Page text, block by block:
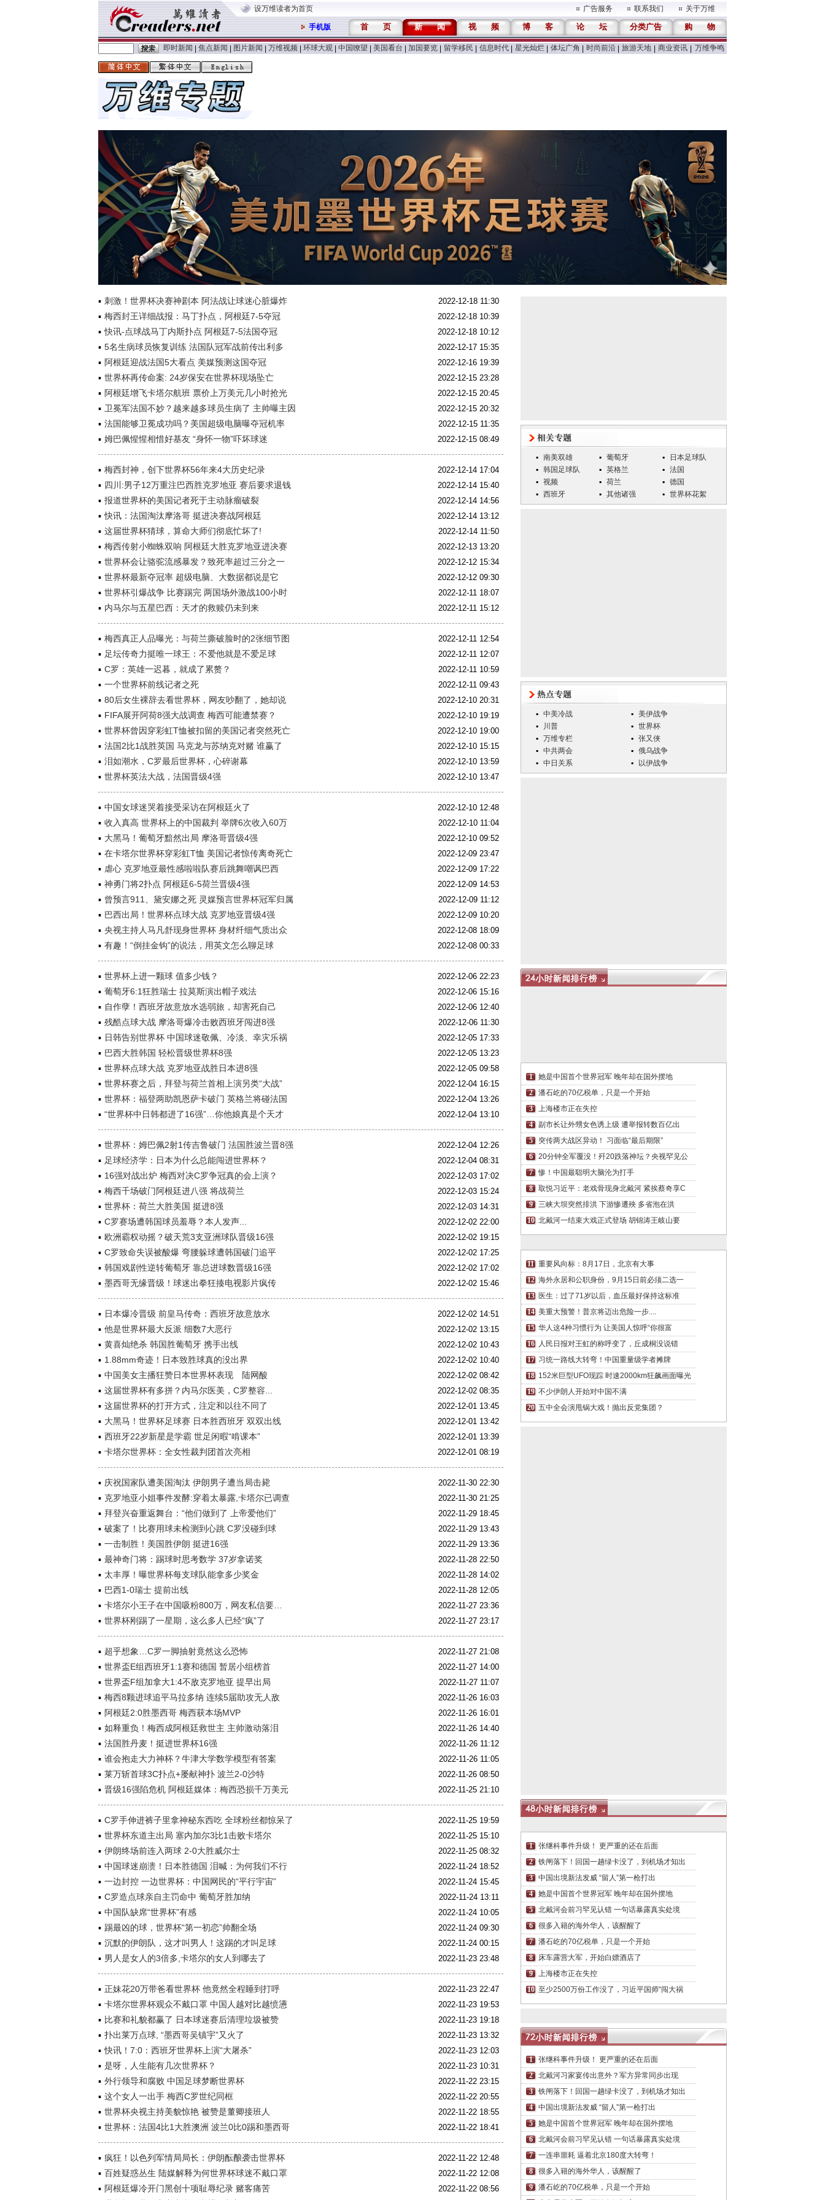
设万维读者为首页 广告服务 联系我们 关于万维
手机版 首 页 新 闻 视 频 博 客 论 坛 分类广告 购 物
即时新闻 焦点新闻 图片新闻 万维视频 环球大观 中国嘹望 美国看台 加国要览 留学移民 信息时代 星光灿烂 体坛广角 时尚前沿 旅游天地 商业资讯 万维争鸣
刺激！世界杯决赛神剧本 阿法战让球迷心脏爆炸 2022-12-18 11:30
梅西封王详细战报：马丁扑点，阿根廷7-5夺冠 2022-12-18 10:39
快讯-点球战马丁内斯扑点 阿根廷7-5法国夺冠 2022-12-18 10:12
5名生病球员恢复训练 法国队冠军战前传出利多 2022-12-17 15:35
阿根廷迎战法国5大看点 美媒预测这国夺冠 2022-12-16 19:39
世界杯再传命案: 24岁保安在世界杯现场坠亡 2022-12-15 23:28
阿根廷增飞卡塔尔航班 票价上万美元几小时抢光 2022-12-15 20:45
卫冕军法国不妙？越来越多球员生病了 主帅曝主因 2022-12-15 20:32
法国能够卫冕成功吗？美国超级电脑曝夺冠机率 2022-12-15 11:35
姆巴佩惺惺相惜好基友 “身怀一物”吓坏球迷 2022-12-15 08:49
梅西封神，创下世界杯56年来4大历史纪录 2022-12-14 17:04
四川:男子12万重注巴西胜克罗地亚 赛后要求退钱 2022-12-14 15:40
报道世界杯的美国记者死于主动脉瘤破裂 2022-12-14 14:56
快讯：法国淘汰摩洛哥 挺进决赛战阿根廷 2022-12-14 13:12
这届世界杯猜球，算命大师们彻底忙坏了! 2022-12-14 11:50
梅西传射小蜘蛛双响 阿根廷大胜克罗地亚进决赛 2022-12-13 13:20
世界杯会让骆驼流感暴发？致死率超过三分之一 2022-12-12 15:34
世界杯最新夺冠率 超级电脑、大数据都说是它 2022-12-12 09:30
世界杯引爆战争 比赛踢完 两国场外激战100小时 2022-12-11 18:07
内马尔与五星巴西：天才的救赎仍未到来 2022-12-11 15:12
梅西真正人品曝光：与荷兰撕破脸时的2张细节图 2022-12-11 12:54
足坛传奇力挺唯一球王：不爱他就是不爱足球 2022-12-11 12:07
C罗：英雄一迟暮，就成了累赘？ 2022-12-11 10:59
一个世界杯前线记者之死 2022-12-11 09:43
80后女生裸辞去看世界杯，网友吵翻了，她却说 2022-12-10 20:31
FIFA展开阿荷8强大战调查 梅西可能遭禁赛？ 2022-12-10 19:19
世界杯曾因穿彩虹T恤被扣留的美国记者突然死亡 2022-12-10 19:00
法国2比1战胜英国 马克龙与苏纳克对赌 谁赢了 2022-12-10 15:15
泪如潮水，C罗最后世界杯，心碎谢幕 2022-12-10 13:59
世界杯英法大战，法国晋级4强 2022-12-10 13:47
中国女球迷哭着接受采访在阿根廷火了 2022-12-10 12:48
收入真高 世界杯上的中国裁判 举牌6次收入60万 2022-12-10 11:04
大黑马！葡萄牙黯然出局 摩洛哥晋级4强 2022-12-10 09:52
在卡塔尔世界杯穿彩虹T恤 美国记者惊传离奇死亡 2022-12-09 23:47
虐心 克罗地亚最性感啦啦队赛后跳舞嘲讽巴西 2022-12-09 17:22
神勇门将2扑点 阿根廷6-5荷兰晋级4强 2022-12-09 14:53
曾预言911、黛安娜之死 灵媒预言世界杯冠军归属 2022-12-09 11:12
巴西出局！世界杯点球大战 克罗地亚晋级4强 2022-12-09 10:20
央视主持人马凡舒现身世界杯 身材纤细气质出众 2022-12-08 18:09
有趣！“倒挂金钩”的说法，用英文怎么聊足球 2022-12-08 00:33
世界杯上进一颗球 值多少钱？ 2022-12-06 22:23
葡萄牙6:1狂胜瑞士 拉莫斯演出帽子戏法 2022-12-06 15:16
自作孽！西班牙故意放水选弱旅，却害死自己 2022-12-06 12:40
残酷点球大战 摩洛哥爆冷击败西班牙闯进8强 2022-12-06 11:30
日韩告别世界杯 中国球迷敬佩、冷淡、幸灾乐祸 2022-12-05 17:33
巴西大胜韩国 轻松晋级世界杯8强 2022-12-05 13:23
世界杯点球大战 克罗地亚战胜日本进8强 2022-12-05 09:58
世界杯赛之后，拜登与荷兰首相上演另类“大战” 2022-12-04 16:15
世界杯：福登两助凯恩萨卡破门 英格兰将碰法国 2022-12-04 13:26
“世界杯中日韩都进了16强”…你他娘真是个天才 2022-12-04 13:10
世界杯：姆巴佩2射1传吉鲁破门 法国胜波兰晋8强 2022-12-04 12:26
足球经济学：日本为什么总能闯进世界杯？ 2022-12-04 08:31
16强对战出炉 梅西对决C罗争冠真的会上演？ 2022-12-03 17:02
梅西千场破门阿根廷进八强 将战荷兰 2022-12-03 15:24
世界杯：荷兰大胜美国 挺进8强 2022-12-03 14:31
C罗赛场遭韩国球员羞辱？本人发声... 2022-12-02 22:00
欧洲霸权动摇？破天荒3支亚洲球队晋级16强 2022-12-02 19:15
C罗致命失误被酸爆 弯腰躲球遭韩国破门追平 2022-12-02 17:25
韩国戏剧性逆转葡萄牙 靠总进球数晋级16强 2022-12-02 17:02
墨西哥无缘晋级！球迷出拳狂揍电视影片疯传 2022-12-02 15:46
日本爆冷晋级 前皇马传奇：西班牙故意放水 2022-12-02 14:51
他是世界杯最大反派 细数7大恶行 2022-12-02 13:15
黄喜灿绝杀 韩国胜葡萄牙 携手出线 2022-12-02 10:43
1.88mm奇迹！日本致胜球真的没出界 2022-12-02 10:40
中国美女主播狂赞日本世界杯表现 陆网酸 2022-12-02 08:42
这届世界杯有多拼？内马尔医美，C罗整容... 2022-12-02 08:35
这届世界杯的打开方式，注定和以往不同了 2022-12-01 13:45
大黑马！世界杯足球赛 日本胜西班牙 双双出线 2022-12-01 13:42
西班牙22岁新星是学霸 世足闲暇“啃课本” 2022-12-01 13:39
卡塔尔世界杯：全女性裁判团首次亮相 2022-12-01 08:19
庆祝国家队遭美国淘汰 伊朗男子遭当局击毙 2022-11-30 22:30
克罗地亚小姐事件发酵:穿着太暴露,卡塔尔已调查 2022-11-30 21:25
拜登兴奋重返舞台：“他们做到了 上帝爱他们” 2022-11-29 18:45
破案了！比赛用球未检测到心跳 C罗没碰到球 2022-11-29 13:43
一击制胜！美国胜伊朗 挺进16强 2022-11-29 13:36
最神奇门将：踢球时思考数学 37岁拿诺奖 2022-11-28 22:50
太丰厚！曝世界杯每支球队能拿多少奖金 2022-11-28 14:02
巴西1-0瑞士 提前出线 2022-11-28 12:05
卡塔尔小王子在中国吸粉800万，网友私信要… 2022-11-27 23:36
世界杯刚踢了一星期，这么多人已经“疯”了 2022-11-27 23:17
超乎想象…C罗一脚抽射竟然这么恐怖 2022-11-27 21:08
世界盃E组西班牙1:1赛和德国 暂居小组榜首 2022-11-27 14:00
世界盃F组加拿大1:4不敌克罗地亚 提早出局 2022-11-27 11:07
梅西8颗进球追平马拉多纳 连续5届助攻无人敌 2022-11-26 16:03
阿根廷2:0胜墨西哥 梅西获本场MVP 2022-11-26 16:01
如释重负！梅西成阿根廷救世主 主帅激动落泪 2022-11-26 14:40
法国胜丹麦！挺进世界杯16强 2022-11-26 11:12
谁会抱走大力神杯？牛津大学数学模型有答案 2022-11-26 11:05
莱万斩首球3C扑点+屡献神扑 波兰2-0沙特 2022-11-26 08:50
晋级16强陷危机 阿根廷媒体：梅西恐损千万美元 2022-11-25 21:10
C罗手伸进裤子里拿神秘东西吃 全球粉丝都惊呆了 2022-11-25 19:59
世界杯东道主出局 塞内加尔3比1击败卡塔尔 2022-11-25 15:10
伊朗终场前连入两球 2-0大胜威尔士 2022-11-25 08:32
中国球迷崩溃！日本胜德国 泪喊：为何我们不行 2022-11-24 18:52
一边封控 一边世界杯：中国网民的“平行宇宙” 2022-11-24 15:45
C罗造点球亲自主罚命中 葡萄牙胜加纳 2022-11-24 13:11
中国队缺席“世界杯”有感 2022-11-24 10:05
踢最凶的球，世界杯“第一初恋”帅翻全场 2022-11-24 09:30
沉默的伊朗队，这才叫男人！这踢的才叫足球 2022-11-24 00:15
男人是女人的3倍多,卡塔尔的女人到哪去了 2022-11-23 23:48
正妹花20万带爸看世界杯 他竟然全程睡到打呼 2022-11-23 22:47
卡塔尔世界杯观众不戴口罩 中国人越对比越愤懑 2022-11-23 19:53
比赛和礼貌都赢了 日本球迷赛后清理垃圾被赞 2022-11-23 19:18
扑出莱万点球, “墨西哥吴镇宇”又火了 2022-11-23 13:32
快讯！7:0：西班牙世界杯上演“大屠杀” 2022-11-23 12:03
是呀，人生能有几次世界杯？ 2022-11-23 10:31
外行领导和腐败 中国足球梦断世界杯 2022-11-22 23:15
这个女人一出手 梅西C罗世纪同框 2022-11-22 20:55
世界杯央视主持美貌惊艳 被赞是董卿接班人 2022-11-22 18:55
世界杯：法国4比1大胜澳洲 波兰0比0踢和墨西哥 2022-11-22 18:41
疯狂！以色列军情局局长：伊朗酝酿袭击世界杯 2022-11-22 12:48
百姓疑惑丛生 陆媒解释为何世界杯球迷不戴口罩 2022-11-22 12:08
阿根廷爆冷开门黑创十项耻辱纪录 赌客痛苦 2022-11-22 08:56
南美双雄 葡萄牙
日本足球队
韩国足球队
英格兰
法国
视频
荷兰
德国
西班牙
其他诸强 世界杯花絮
中美冷战
美伊战争
川普
世界杯
万维专栏
张又侠
中共两会
俄乌战争
中日关系
以伊战争
她是中国首个世界冠军 晚年却在国外摆地
潘石屹的70亿税单，只是一个开始
上海楼市正在失控
副市长让外甥女色诱上级 遭举报转数百亿出
突传两大战区异动！ 习面临“最后期限”
20分钟全军覆没！歼20跌落神坛？央视罕见公
惨！中国最聪明大脑沦为打手
取悦习近平：老戏骨现身北戴河 紧挨蔡奇享C
三峡大坝突然排洪 下游惨遭殃 多省泡在洪
北戴河一结束大戏正式登场 胡锦涛王岐山要
重要风向标：8月17日，北京有大事
海外永居和公职身份，9月15日前必须二选一
医生：过了71岁以后，血压最好保持这标准
美重大预警！普京将迈出危险一步....
华人这4种习惯行为 让美国人惊呼“你很富
人民日报对王虹的称呼变了，丘成桐没说错
习统一路线大转弯！中国重量级学者摊牌
152米巨型UFO现踪 时速2000km狂飙画面曝光
不少伊朗人开始对中国不满
五中全会演甩锅大戏！抛出反党集团？
张继科事件升级！ 更严重的还在后面
铁闸落下！回国一趟绿卡没了，到机场才知出
中国出境新法发威 “留人”第一枪打出
她是中国首个世界冠军 晚年却在国外摆地
北戴河会前习罕见认错 一句话暴露真实处境
很多入籍的海外华人，该醒醒了
潘石屹的70亿税单，只是一个开始
床车露营大军，开始白嫖酒店了
上海楼市正在失控
至少2500万份工作没了，习近平国师“闯大祸
张继科事件升级！ 更严重的还在后面
北戴河习家宴传出意外？军方异常同步出现
铁闸落下！回国一趟绿卡没了，到机场才知出
中国出境新法发威 “留人”第一枪打出
她是中国首个世界冠军 晚年却在国外摆地
北戴河会前习罕见认错 一句话暴露真实处境
一连串噩耗 逼着北京180度大转弯！
很多入籍的海外华人，该醒醒了
潘石屹的70亿税单，只是一个开始